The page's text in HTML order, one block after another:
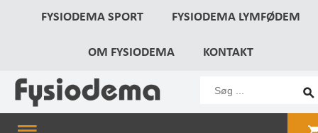
FYSIODEMA SPORT FYSIODEMA LYMFØDEM
OM FYSIODEMA KONTAKT